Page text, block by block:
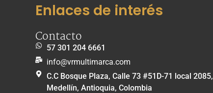
Enlaces de interés
Contacto
57 301 204 6661
info@vrmultimarca.com
C.C Bosque Plaza, Calle 73 #51D-71 local 2085,
Medellín, Antioquia, Colombia